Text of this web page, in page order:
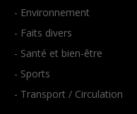
- Environnement
- Faits divers
- Santé et bien-être
- Sports
- Transport / Circulation